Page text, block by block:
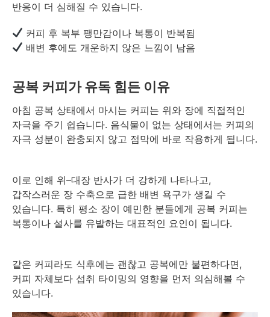
반응이 더 심해질 수 있습니다.
커피 후 복부 팽만감이나 복통이 반복됨
배변 후에도 개운하지 않은 느낌이 남음
공복 커피가 유독 힘든 이유
아침 공복 상태에서 마시는 커피는 위와 장에 직접적인
자극을 주기 쉽습니다. 음식물이 없는 상태에서는 커피의
자극 성분이 완충되지 않고 점막에 바로 작용하게 됩니다.
이로 인해 위–대장 반사가 더 강하게 나타나고,
갑작스러운 장 수축으로 급한 배변 욕구가 생길 수
있습니다. 특히 평소 장이 예민한 분들에게 공복 커피는
복통이나 설사를 유발하는 대표적인 요인이 됩니다.
같은 커피라도 식후에는 괜찮고 공복에만 불편하다면,
커피 자체보다 섭취 타이밍의 영향을 먼저 의심해볼 수
있습니다.